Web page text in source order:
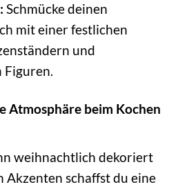
Schmücke deinen
mit einer festlichen
und
Atmosphäre beim Kochen
weihnachtlich dekoriert
schaffst du eine